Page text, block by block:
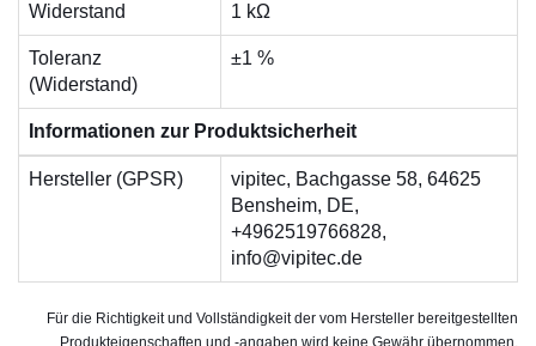
Widerstand 1 kΩ
Toleranz
(Widerstand)
±1 %
Informationen zur Produktsicherheit
Hersteller (GPSR)
vipitec, Bachgasse 58, 64625
Bensheim, DE,
+4962519766828,
info@vipitec.de
Für die Richtigkeit und Vollständigkeit der vom Hersteller bereitgestellten
Produkteigenschaften und -angaben wird keine Gewähr übernommen.